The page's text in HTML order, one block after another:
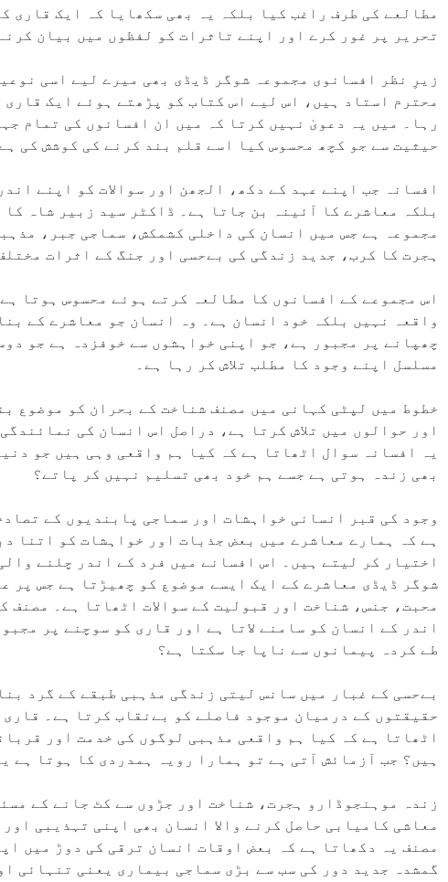
مطالعے کی طرف راغب کیا بلکہ یہ بھی سکھایا کہ ایک قاری
تحریر پر غور کرے اور اپنے تاثرات کو لفظوں میں بیان
زیرِ نظر افسانوی مجموعہ شوگر ڈیڈی بھی میرے لیے اسی
محترم استاد ہیں، اس لیے اس کتاب کو پڑھتے ہوئے ایک
رہا۔ میں یہ دعویٰ نہیں کرتا کہ میں ان افسانوں کی تمام
حیثیت سے جو کچھ محسوس کیا اسے قلم بند کرنے کی کوشش کی ہے
افسانہ جب اپنے عہد کے دکھ، الجھن اور سوالات کو اپنے
بلکہ معاشرے کا آئینہ بن جاتا ہے۔ ڈاکٹر سید زبیر شاہ
مجموعہ ہے جس میں انسان کی داخلی کشمکش، سماجی جبر،
ہجرت کا کرب، جدید زندگی کی بےحسی اور جنگ کے اثرات
اس مجموعے کے افسانوں کا مطالعہ کرتے ہوئے محسوس ہوتا
واقعہ نہیں بلکہ خود انسان ہے۔ وہ انسان جو معاشرے کے
چھپانے پر مجبور ہے، جو اپنی خواہشوں سے خوفزدہ ہے جو
مسلسل اپنے وجود کا مطلب تلاش کر رہا ہے۔
خطوط میں لپٹی کہانی میں مصنف شناخت کے بحران کو موضوع
اور حوالوں میں تلاش کرتا ہے، دراصل اس انسان کی
یہ افسانہ سوال اٹھاتا ہے کہ کیا ہم واقعی وہی ہیں جو
بھی زندہ ہوتی ہے جسے ہم خود بھی تسلیم نہیں کر پاتے؟
وجود کی قبر انسانی خواہشات اور سماجی پابندیوں کے
ہے کہ ہمارے معاشرے میں بعض جذبات اور خواہشات کو اتنا
اختیار کر لیتے ہیں۔ اس افسانے میں فرد کے اندر چلنے
شوگر ڈیڈی معاشرے کے ایک ایسے موضوع کو چھیڑتا ہے جس پر
محبت، جنس، شناخت اور قبولیت کے سوالات اٹھاتا ہے۔
اندر کے انسان کو سامنے لاتا ہے اور قاری کو سوچنے پر
طے کردہ پیمانوں سے ناپا جا سکتا ہے؟
بےحسی کے غبار میں سانس لیتی زندگی مذہبی طبقے کے گرد
حقیقتوں کے درمیان موجود فاصلے کو بےنقاب کرتا ہے۔
اٹھاتا ہے کہ کیا ہم واقعی مذہبی لوگوں کی خدمت اور
ہیں؟ جب آزمائش آتی ہے تو ہمارا رویہ ہمدردی کا ہوتا ہے
زندہ موہنجوڈارو ہجرت، شناخت اور جڑوں سے کٹ جانے کے
معاشی کامیابی حاصل کرنے والا انسان بھی اپنی تہذیبی
مصنف یہ دکھاتا ہے کہ بعض اوقات انسان ترقی کی دوڑ میں
گمشدہ جدید دور کی سب سے بڑی سماجی بیماری یعنی تنہائی